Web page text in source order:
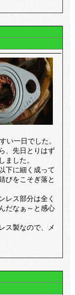
い一日でした。
、先日とりはず
ました。
下に細く成って
びをこそぎ落と
レス部分は全く
だなぁ～と感心
ス製なので、メ